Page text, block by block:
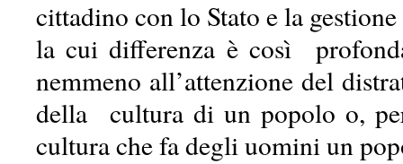
cittadino con lo Stato e la
la cui differenza è così
nemmeno all’attenzione del
della cultura di un popolo o,
cultura che fa degli uomini un